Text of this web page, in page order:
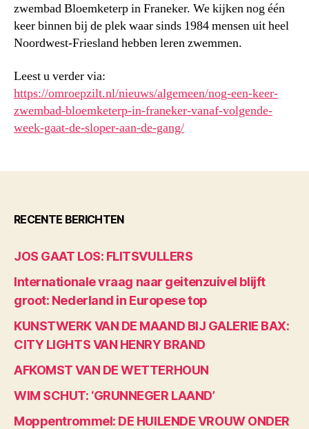
zwembad Bloemketerp in Franeker. We kijken nog één
keer binnen bij de plek waar sinds 1984 mensen uit heel
Noordwest-Friesland hebben leren zwemmen.
Leest u verder via:
https://omroepzilt.nl/nieuws/algemeen/nog-een-keer-
zwembad-bloemketerp-in-franeker-vanaf-volgende-
week-gaat-de-sloper-aan-de-gang/
RECENTE BERICHTEN
JOS GAAT LOS: FLITSVULLERS
Internationale vraag naar geitenzuivel blijft
groot: Nederland in Europese top
KUNSTWERK VAN DE MAAND BIJ GALERIE BAX:
CITY LIGHTS VAN HENRY BRAND
AFKOMST VAN DE WETTERHOUN
WIM SCHUT: ‘GRUNNEGER LAAND’
Moppentrommel: DE HUILENDE VROUW ONDER